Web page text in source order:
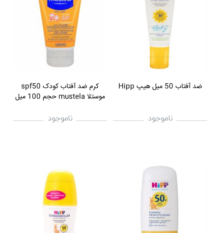
ضد آفتاب 50 میل هیپ Hipp
ناموجود
کرم ضد آفتاب کودک spf50
موستلا mustela حجم 100 میل
ناموجود